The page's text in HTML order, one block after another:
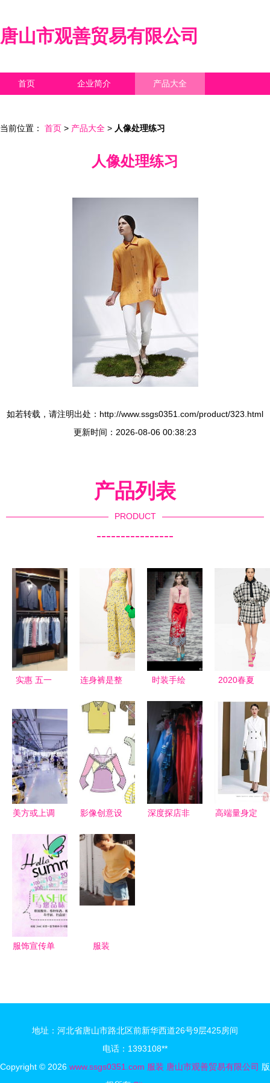
唐山市观善贸易有限公司
首页 企业简介 产品大全
当前位置： 首页 > 产品大全 > 人像处理练习
人像处理练习
如若转载，请注明出处：http://www.ssgs0351.com/product/323.html
更新时间：2026-08-06 00:38:23
产品列表
PRODUCT
----------------
实惠 五一
购节就对
了,花钱不
心疼
连身裤是整
以穿的凉爽
别致的服装
时装手绘
2020春夏
80年代服装
重回时尚舞
美方或上调
亿美元商品
关税至25
纺织服装出
口面临巨大
挑战
影像创意设
图片_影像
创意设计产
品工业素材
_影像创意
业_第11页
深度探店非
高端量身定
服饰宣传单
服装
地址：河北省唐山市路北区前新华西道26号9层425房间
电话：1393108**
Copyright © 2026 www.ssgs0351.com 服装 唐山市观善贸易有限公司 版